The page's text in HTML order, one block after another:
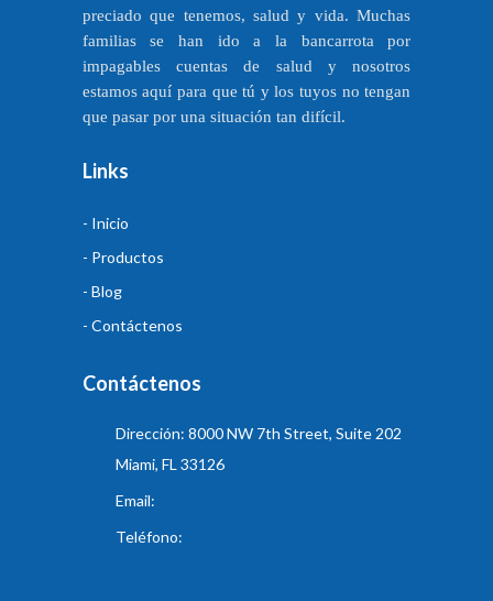
preciado que tenemos, salud y vida. Muchas
familias se han ido a la bancarrota por
impagables cuentas de salud y nosotros
estamos aquí para que tú y los tuyos no tengan
que pasar por una situación tan difícil.
Links
- Inicio
- Productos
- Blog
- Contáctenos
Contáctenos
Dirección: 8000 NW 7th Street, Suite 202
Miami, FL 33126
Email:
Teléfono: